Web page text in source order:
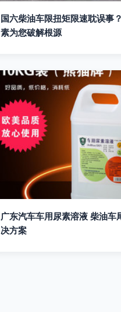
国六柴油车限扭矩限速耽误事
素为您破解根源
广东汽车车用尿素溶液 柴油车
决方案